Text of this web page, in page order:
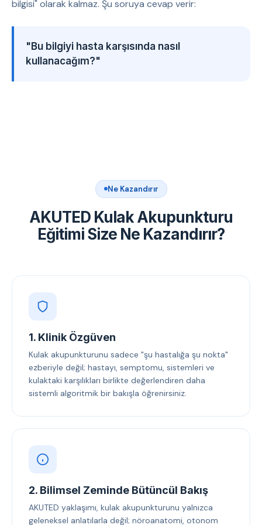
bilgisi" olarak kalmaz. Şu soruya cevap verir:
"Bu bilgiyi hasta karşısında nasıl
kullanacağım?"
Ne Kazandırır
AKUTED Kulak Akupunkturu
Eğitimi Size Ne Kazandırır?
1. Klinik Özgüven
Kulak akupunkturunu sadece "şu hastalığa şu nokta"
ezberiyle değil; hastayı, semptomu, sistemleri ve
kulaktaki karşılıkları birlikte değerlendiren daha
sistemli algoritmik bir bakışla öğrenirsiniz.
2. Bilimsel Zeminde Bütüncül Bakış
AKUTED yaklaşımı, kulak akupunkturunu yalnızca
geleneksel anlatılarla değil; nöroanatomi, otonom